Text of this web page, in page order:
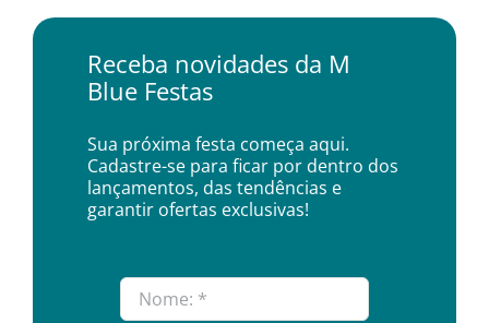
Receba novidades da M
Blue Festas
Sua próxima festa começa aqui.
Cadastre-se para ficar por dentro dos
lançamentos, das tendências e
garantir ofertas exclusivas!